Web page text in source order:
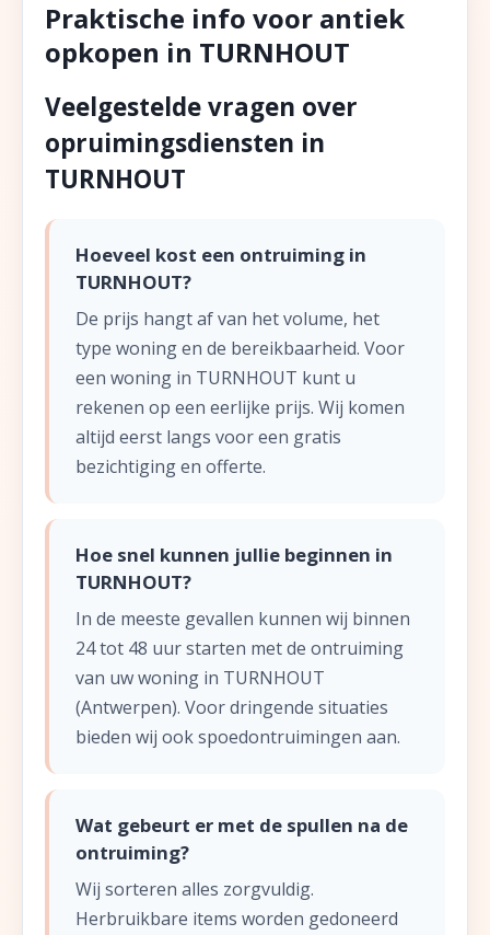
Praktische info voor antiek
opkopen in TURNHOUT
Veelgestelde vragen over
opruimingsdiensten in
TURNHOUT
Hoeveel kost een ontruiming in
TURNHOUT?
De prijs hangt af van het volume, het
type woning en de bereikbaarheid. Voor
een woning in TURNHOUT kunt u
rekenen op een eerlijke prijs. Wij komen
altijd eerst langs voor een gratis
bezichtiging en offerte.
Hoe snel kunnen jullie beginnen in
TURNHOUT?
In de meeste gevallen kunnen wij binnen
24 tot 48 uur starten met de ontruiming
van uw woning in TURNHOUT
(Antwerpen). Voor dringende situaties
bieden wij ook spoedontruimingen aan.
Wat gebeurt er met de spullen na de
ontruiming?
Wij sorteren alles zorgvuldig.
Herbruikbare items worden gedoneerd